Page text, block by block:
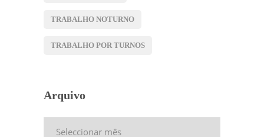
TRABALHO NOTURNO
TRABALHO POR TURNOS
Arquivo